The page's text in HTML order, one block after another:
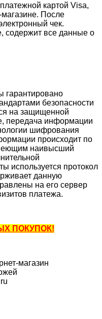
картой Visa,
После
чек.
содержит все данные о
гарантировано
безопасности
на защищенной
передача информации
шифрования
происходит по
наивысший
используется протокол
данную
на его сервер
платежа.
ПОКУПОК!
магазин